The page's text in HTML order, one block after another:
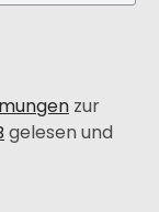
zur
gelesen und